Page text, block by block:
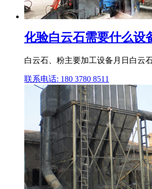
化验白云石需要什么设
白云石、粉主要加工设备月日白云
联系电话: 180 3780 8511